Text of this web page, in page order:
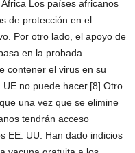
Los países africanos
de protección en el
Por otro lado, el apoyo de
en la probada
contener el virus en su
no puede hacer.[8] Otro
una vez que se elimine
tendrán acceso
EE. UU. Han dado indicios